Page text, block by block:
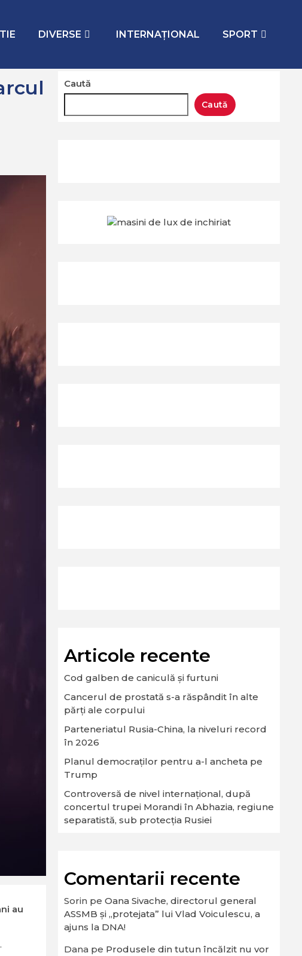
DIVERSE INTERNAŢIONAL SPORT
au
Caută
Caută
Articole recente
Cod galben de caniculă și furtuni
Cancerul de prostată s-a răspândit în alte
părți ale corpului
Parteneriatul Rusia-China, la niveluri record
în 2026
Planul democraților pentru a-l ancheta pe
Trump
Controversă de nivel internațional, după
concertul trupei Morandi în Abhazia, regiune
separatistă, sub protecția Rusiei
Comentarii recente
Sorin pe Oana Sivache, directorul general
ASSMB și „protejata” lui Vlad Voiculescu, a
ajuns la DNA!
Dana pe Produsele din tutun încălzit nu vor